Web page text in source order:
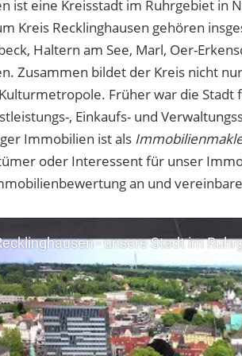
ist eine Kreisstadt im Ruhrgebiet in
Kreis Recklinghausen gehören
Haltern am See, Marl, Oer-
Zusammen bildet der Kreis nicht
Früher war die
, Einkaufs- und
Immobilien ist als
oder Interessent für unser
an und
- unsere Stadt im